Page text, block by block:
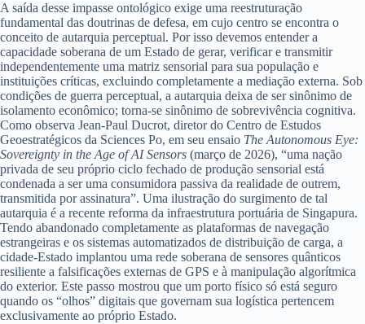
A saída desse impasse ontológico exige uma reestruturação
fundamental das doutrinas de defesa, em cujo centro se encontra o
conceito de autarquia perceptual. Por isso devemos entender a
capacidade soberana de um Estado de gerar, verificar e transmitir
independentemente uma matriz sensorial para sua população e
instituições críticas, excluindo completamente a mediação externa. Sob
condições de guerra perceptual, a autarquia deixa de ser sinônimo de
isolamento econômico; torna-se sinônimo de sobrevivência cognitiva.
Como observa Jean-Paul Ducrot, diretor do Centro de Estudos
Geoestratégicos da Sciences Po, em seu ensaio The Autonomous Eye:
Sovereignty in the Age of AI Sensors (março de 2026), “uma nação
privada de seu próprio ciclo fechado de produção sensorial está
condenada a ser uma consumidora passiva da realidade de outrem,
transmitida por assinatura”. Uma ilustração do surgimento de tal
autarquia é a recente reforma da infraestrutura portuária de Singapura.
Tendo abandonado completamente as plataformas de navegação
estrangeiras e os sistemas automatizados de distribuição de carga, a
cidade-Estado implantou uma rede soberana de sensores quânticos
resiliente a falsificações externas de GPS e à manipulação algorítmica
do exterior. Este passo mostrou que um porto físico só está seguro
quando os “olhos” digitais que governam sua logística pertencem
exclusivamente ao próprio Estado.